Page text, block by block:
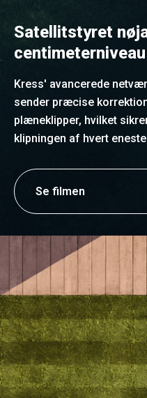
Satellitstyret
centimeterniveau
Kress' avancerede
sender præcise
plæneklipper, hvilket
klipningen af hvert
Se filmen